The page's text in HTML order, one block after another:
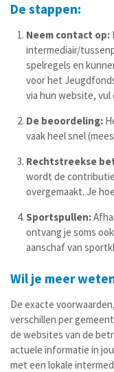
De stappen:
Neem contact op:
intermediair/
spelregels en
voor het
via hun website, vul
De beoordeling:
vaak heel snel
Rechtstreekse
wordt de
overgemaakt. Je
Sportspullen:
ontvang je soms
aanschaf van
Wil je meer
De exacte
verschillen per
de websites van de
actuele informatie in
met een lokale